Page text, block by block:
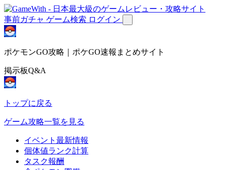
事前ガチャ ゲーム検索 ログイン
ポケモンGO攻略｜ポケGO速報まとめサイト
掲示板Q&A
トップに戻る
ゲーム攻略一覧を見る
イベント最新情報
個体値ランク計算
タスク報酬